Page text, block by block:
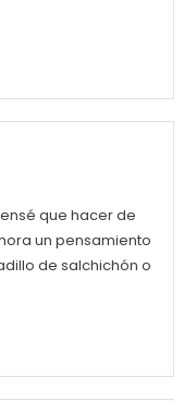
que hacer de
un pensamiento
de salchichón o